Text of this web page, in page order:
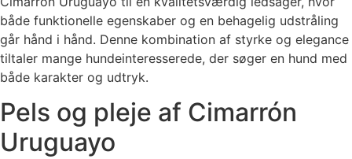
både funktionelle egenskaber og en behagelig udstråling
går hånd i hånd. Denne kombination af styrke og elegance
tiltaler mange hundeinteresserede, der søger en hund med
både karakter og udtryk.
Pels og pleje af Cimarrón
Uruguayo